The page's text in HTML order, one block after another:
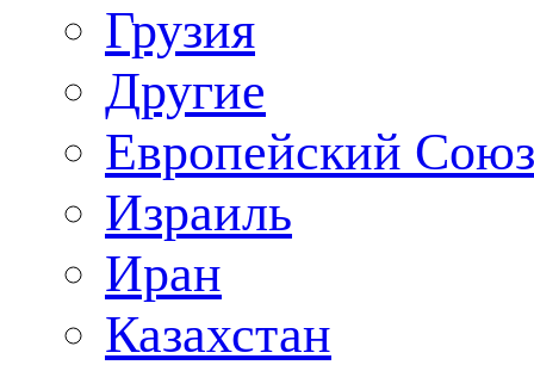
Грузия
Другие
Европейский Союз
Израиль
Иран
Казахстан